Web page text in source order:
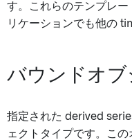
す。これらのテンプレ
リケーションでも他の
バウンドオブ
指定された derived
ェクトタイプです。こ